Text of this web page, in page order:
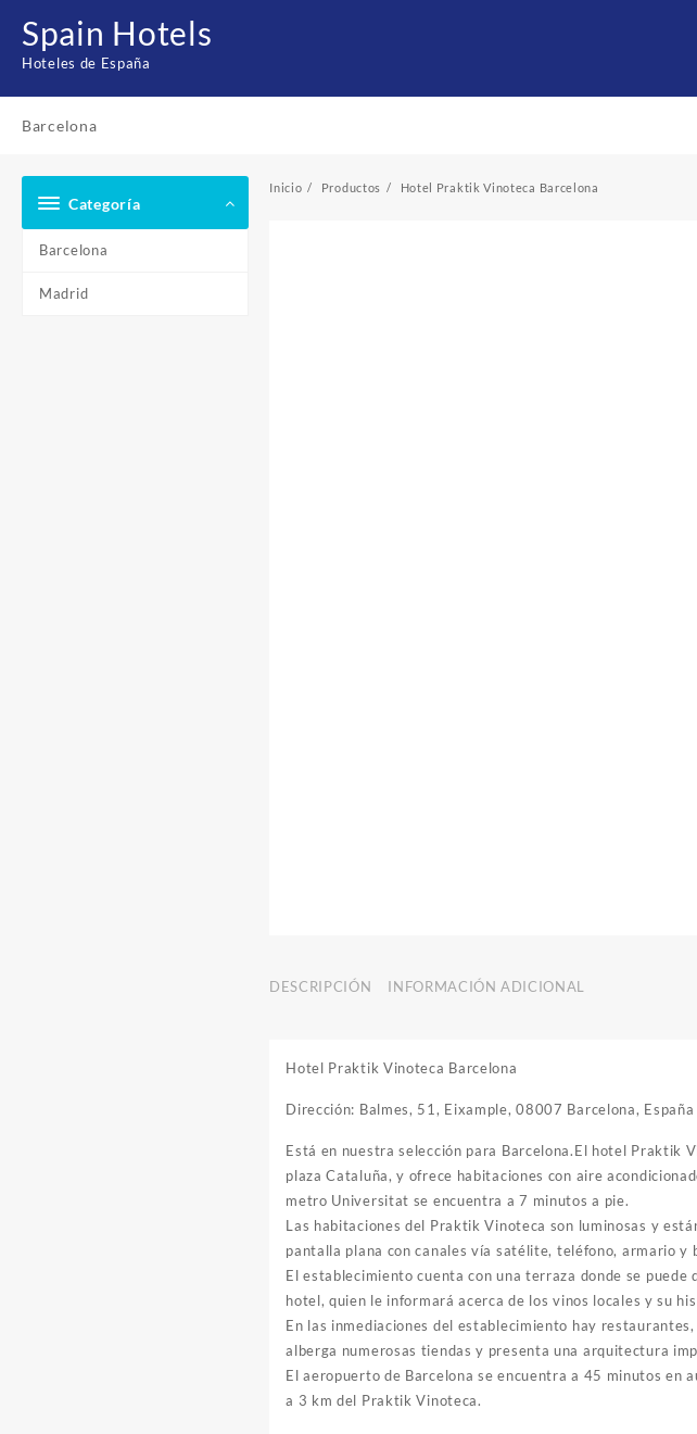
contenido
Spain Hotels
Hoteles de España
Barcelona
Categoría
Barcelona
Madrid
Inicio Productos Hotel Praktik Vinoteca Barcelona
DESCRIPCIÓN INFORMACIÓN ADICIONAL
Hotel Praktik Vinoteca Barcelona
Dirección: Balmes, 51, Eixample, 08007 Barcelona, España
Está en nuestra selección para Barcelona.El hotel Praktik
plaza Cataluña, y ofrece habitaciones con aire
metro Universitat se encuentra a 7 minutos a pie.
Las habitaciones del Praktik Vinoteca son luminosas y
pantalla plana con canales vía satélite, teléfono, armario
El establecimiento cuenta con una terraza donde se
hotel, quien le informará acerca de los vinos locales y su
En las inmediaciones del establecimiento hay
alberga numerosas tiendas y presenta una arquitectura
El aeropuerto de Barcelona se encuentra a 45 minutos en
a 3 km del Praktik Vinoteca.